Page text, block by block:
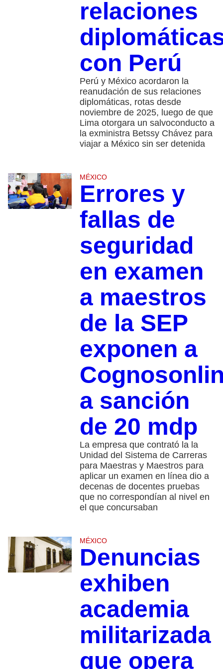
relaciones
con Perú
Perú y México acordaron la
reanudación de sus relaciones
diplomáticas, rotas desde
noviembre de 2025, luego de que
Lima otorgara un salvoconducto a
la exministra Betssy Chávez para
viajar a México sin ser detenida
MÉXICO
Errores y
fallas de
seguridad
en examen
a maestros
de la SEP
exponen a
a sanción
de 20 mdp
La empresa que contrató la la
Unidad del Sistema de Carreras
para Maestras y Maestros para
aplicar un examen en línea dio a
decenas de docentes pruebas
que no correspondían al nivel en
el que concursaban
MÉXICO
Denuncias
exhiben
academia
militarizada
que opera